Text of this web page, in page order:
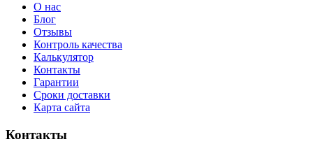
О нас
Блог
Отзывы
Контроль качества
Калькулятор
Контакты
Гарантии
Сроки доставки
Карта сайта
Контакты